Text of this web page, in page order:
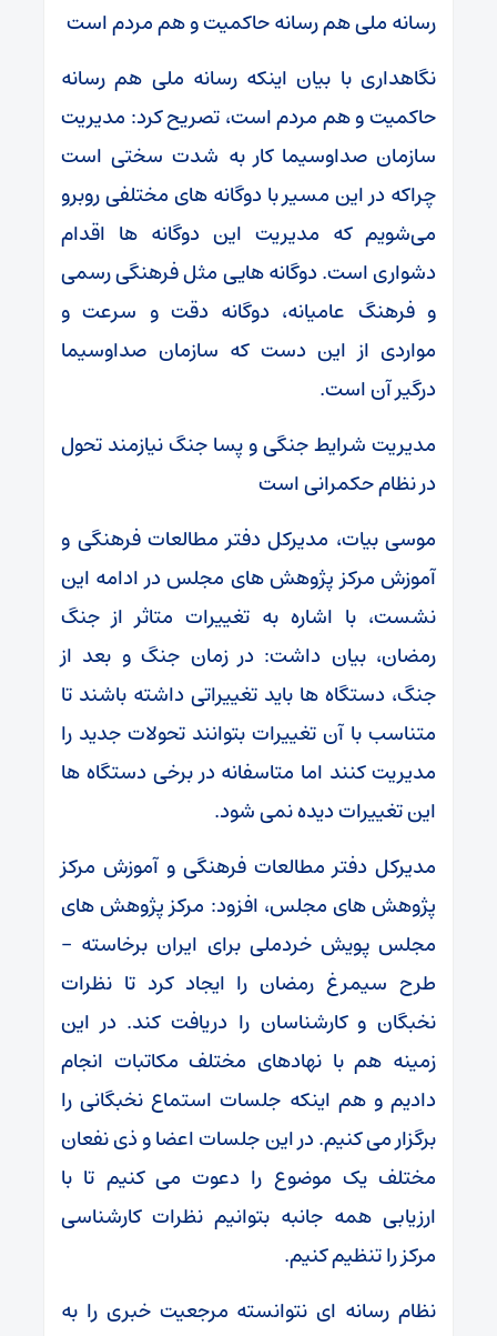
رسانه ملی هم رسانه حاکمیت و هم مردم است
نگاهداری با بیان اینکه رسانه ملی هم رسانه
حاکمیت و هم مردم است، تصریح کرد: مدیریت
سازمان صداوسیما کار به شدت سختی است
چراکه در این مسیر با دوگانه های مختلفی روبرو
می‌شویم که مدیریت این دوگانه ها اقدام
دشواری است. دوگانه هایی مثل فرهنگی رسمی
و فرهنگ عامیانه، دوگانه دقت و سرعت و
مواردی از این دست که سازمان صداوسیما
درگیر آن است.
مدیریت شرایط جنگی و پسا جنگ نیازمند تحول
در نظام حکمرانی است
موسی بیات، مدیرکل دفتر مطالعات فرهنگی و
آموزش مرکز پژوهش های مجلس در ادامه این
نشست، با اشاره به تغییرات متاثر از جنگ
رمضان، بیان داشت: در زمان جنگ و بعد از
جنگ، دستگاه ها باید تغییراتی داشته باشند تا
متناسب با آن تغییرات بتوانند تحولات جدید را
مدیریت کنند اما متاسفانه در برخی دستگاه ها
این تغییرات دیده نمی شود.
مدیرکل دفتر مطالعات فرهنگی و آموزش مرکز
پژوهش های مجلس، افزود: مرکز پژوهش های
مجلس پویش خردملی برای ایران برخاسته –
طرح سیمرغ رمضان را ایجاد کرد تا نظرات
نخبگان و کارشناسان را دریافت کند. در این
زمینه هم با نهادهای مختلف مکاتبات انجام
دادیم و هم اینکه جلسات استماع نخبگانی را
برگزار می کنیم. در این جلسات اعضا و ذی نفعان
مختلف یک موضوع را دعوت می کنیم تا با
ارزیابی همه جانبه بتوانیم نظرات کارشناسی
مرکز را تنظیم کنیم.
نظام رسانه ای نتوانسته مرجعیت خبری را به